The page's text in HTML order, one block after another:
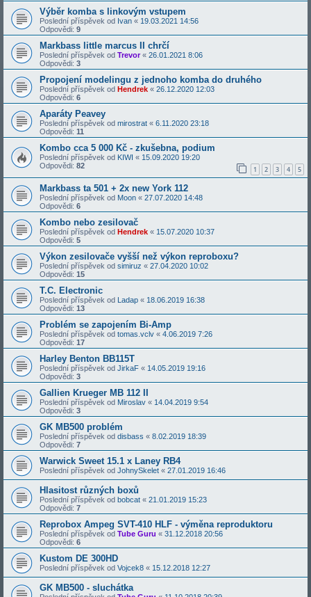
Výběr komba s linkovým vstupem
Poslední příspěvek od Ivan « 19.03.2021 14:56
Odpovědi: 9
Markbass little marcus II chrčí
Poslední příspěvek od Trevor« 26.01.2021 8:06
Odpovědi: 3
Propojení modelingu z jednoho komba do druhého
Poslední příspěvek od Hendrek « 26.12.2020 12:03
Odpovědi: 6
Aparáty Peavey
Poslední příspěvek od mirostrat « 6.11.2020 23:18
Odpovědi: 11
Kombo cca 5 000 Kč - zkušebna, podium
Poslední příspěvek od KIWI « 15.09.2020 19:20
Odpovědi: 82 1 2 3 4 5
Markbass ta 501 + 2x new York 112
Poslední příspěvek od Moon « 27.07.2020 14:48
Odpovědi: 6
Kombo nebo zesilovač
Poslední příspěvek od Hendrek « 15.07.2020 10:37
Odpovědi: 5
Výkon zesilovače vyšší než výkon reproboxu?
Poslední příspěvek od simiruz « 27.04.2020 10:02
Odpovědi: 15
T.C. Electronic
Poslední příspěvek od Ladap « 18.06.2019 16:38
Odpovědi: 13
Problém se zapojením Bi-Amp
Poslední příspěvek od tomas.vclv « 4.06.2019 7:26
Odpovědi: 17
Harley Benton BB115T
Poslední příspěvek od JirkaF « 14.05.2019 19:16
Odpovědi: 3
Gallien Krueger MB 112 II
Poslední příspěvek od Miroslav « 14.04.2019 9:54
Odpovědi: 3
GK MB500 problém
Poslední příspěvek od disbass « 8.02.2019 18:39
Odpovědi: 7
Warwick Sweet 15.1 x Laney RB4
Poslední příspěvek od JohnySkelet « 27.01.2019 16:46
Hlasitost různých boxů
Poslední příspěvek od bobcat « 21.01.2019 15:23
Odpovědi: 7
Reprobox Ampeg SVT-410 HLF - výměna reproduktoru
Poslední příspěvek od Tube Guru « 31.12.2018 20:56
Odpovědi: 6
Kustom DE 300HD
Poslední příspěvek od Vojcek8 « 15.12.2018 12:27
GK MB500 - sluchátka